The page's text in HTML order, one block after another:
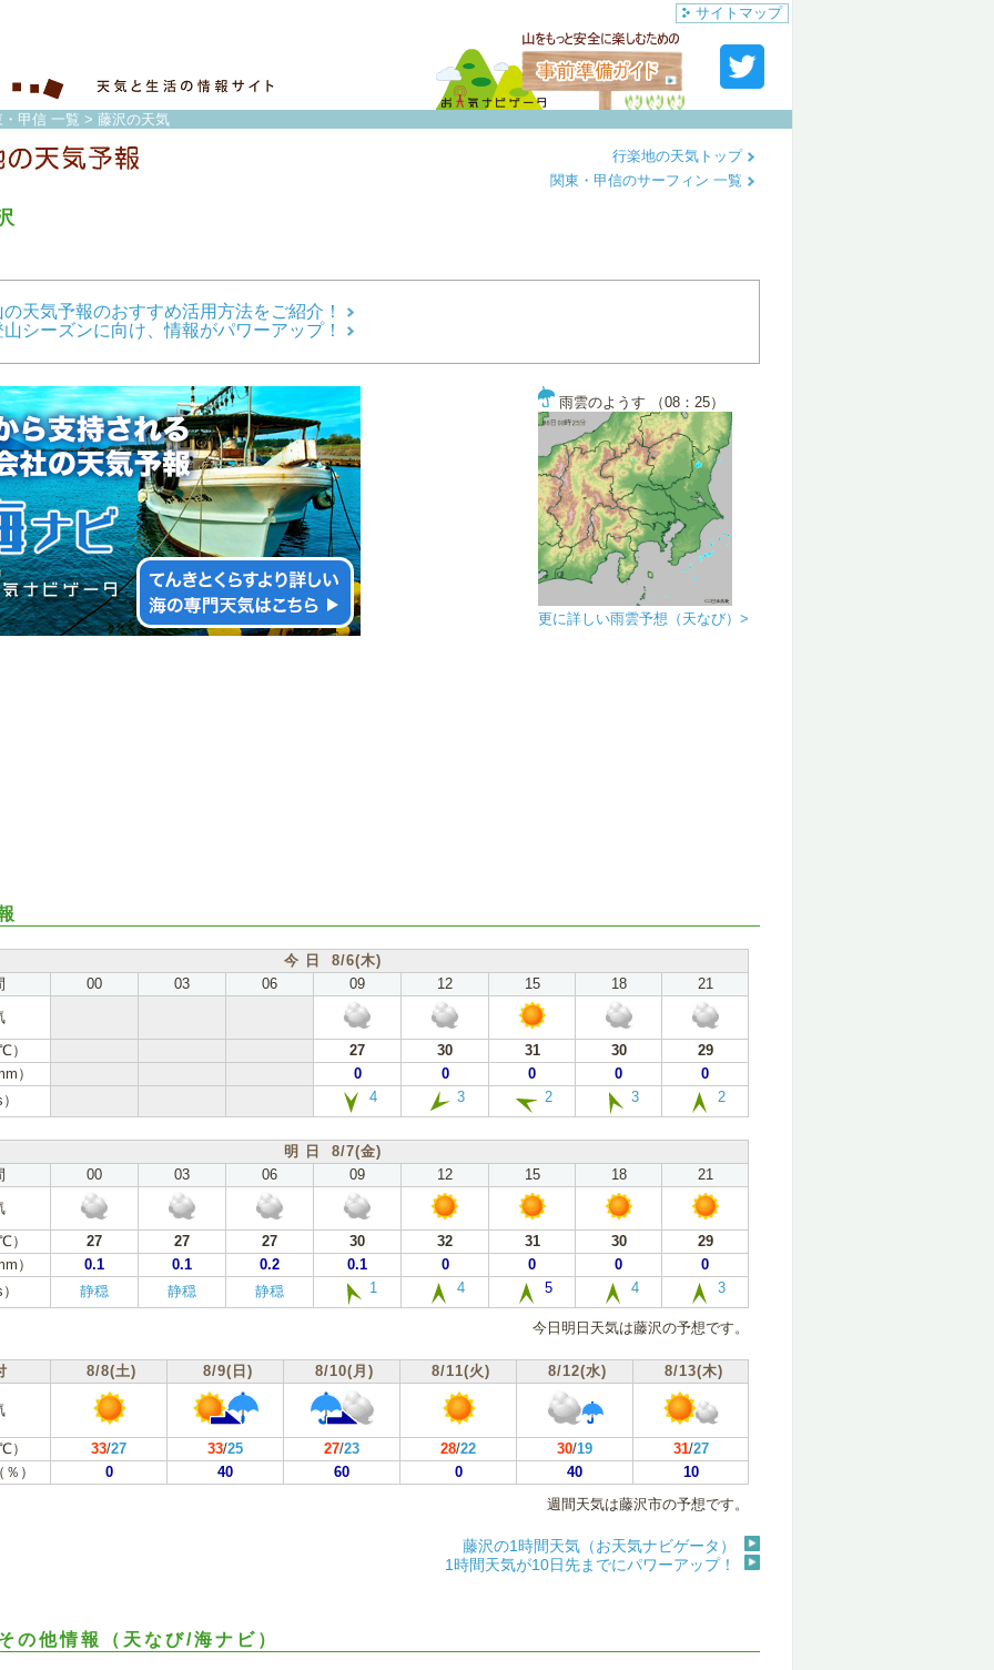
サイトマップ
甲信 一覧 > 藤沢の天気
行楽地の天気トップ
関東・甲信のサーフィン 一覧
天気予報のおすすめ活用方法をご紹介！
シーズンに向け、情報がパワーアップ！
雨雲のようす （08：25）
更に詳しい雨雲予想（天なび）>
今 日 8/6(木)
00 03 06 09 12 15 18
21
27 30 31 30
29
）
0 0 0 0
0
4 3 2 3 2
明 日 8/7(金)
00 03 06 09 12 15 18
21
27 27 27 30 32 31 30
29
）
0.1 0.1 0.2 0.1 0 0 0
0
静穏 静穏 静穏 1 4 5 4 3
今日明日天気は藤沢の予想です。
8/8(土) 8/9(日) 8/10(月) 8/11(火) 8/12(水) 8/13(木)
33/27 33/25 27/23 28/22 30/19 31/27
）
0 40 60 0 40
10
週間天気は藤沢市の予想です。
藤沢の1時間天気（お天気ナビゲータ）
1時間天気が10日先までにパワーアップ！
の他情報（天なび/海ナビ）